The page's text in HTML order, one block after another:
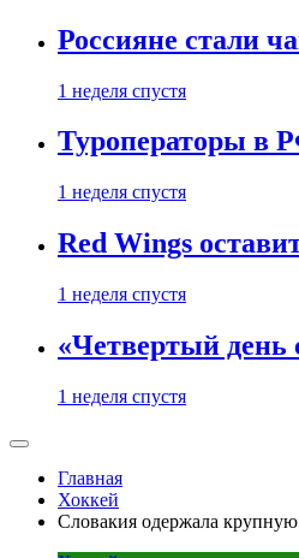
Россияне стали
1 неделя спустя
Туроператоры в
1 неделя спустя
Red Wings
1 неделя спустя
«Четвертый день
1 неделя спустя
Главная
Хоккей
Словакия одержала